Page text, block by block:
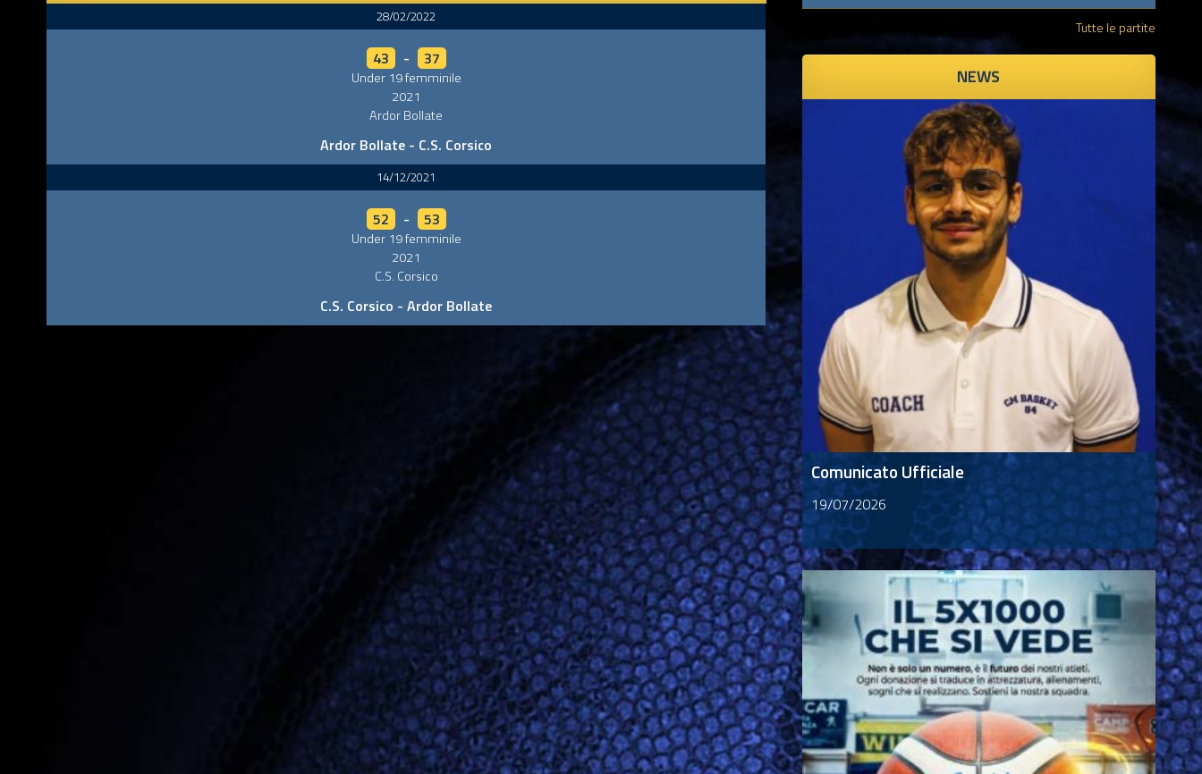
28/02/2022
43 - 37
Under 19 femminile
2021
Ardor Bollate
Ardor Bollate - C.S. Corsico
14/12/2021
52 - 53
Under 19 femminile
2021
C.S. Corsico
C.S. Corsico - Ardor Bollate
Tutte le partite
NEWS
Comunicato Ufficiale
19/07/2026